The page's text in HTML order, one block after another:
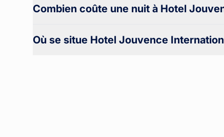
Combien coûte une nuit à Hotel
Où se situe Hotel Jouvence